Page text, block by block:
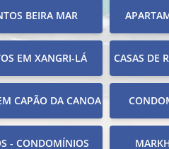
BEIRA MAR
EM XANGRI-LÁ CASAS DE
CAPÃO DA CANOA
- CONDOMÍNIOS